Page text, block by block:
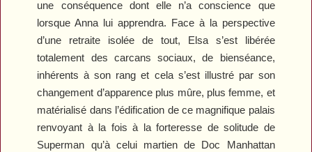
une conséquence dont elle n’a conscience que
lorsque Anna lui apprendra. Face à la perspective
d’une retraite isolée de tout, Elsa s’est libérée
totalement des carcans sociaux, de bienséance,
inhérents à son rang et cela s’est illustré par son
changement d’apparence plus mûre, plus femme, et
matérialisé dans l’édification de ce magnifique palais
renvoyant à la fois à la forteresse de solitude de
Superman qu’à celui martien de Doc Manhattan